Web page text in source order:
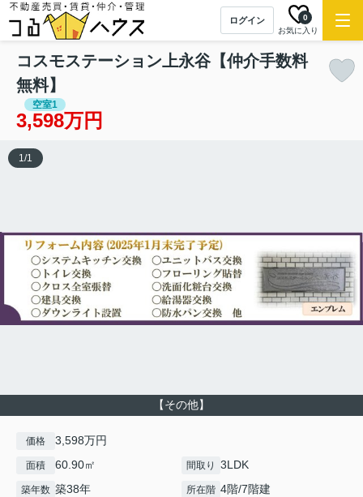
ログイン
お気に入り
0
コスモステーション上永谷【仲介手数料
無料】
空室1
3,598万円
【その他】
1/1
価格 3,598万円
面積 60.90㎡ 間取り 3LDK
築年数 築38年 所在階 4階/7階建